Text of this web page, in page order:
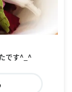
です^_^